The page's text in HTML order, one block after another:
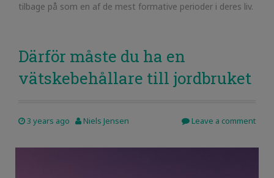
tilbage på som en af de mest formative perioder i deres liv.
Därför måste du ha en
vätskebehållare till jordbruket
3 years ago Niels Jensen Leave a comment